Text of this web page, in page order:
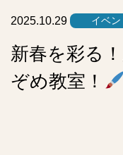
2025.10.29 イベン
新春を彩る
ぞめ教室！